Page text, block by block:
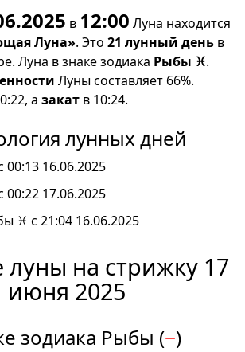
в 12:00 Луна находится
Луна». Это 21 лунный день в
Луна в знаке зодиака Рыбы ♓.
Луны составляет 66%.
а закат в 10:24.
лунных дней
16.06.2025
17.06.2025
♓ с 21:04 16.06.2025
на стрижку 17
июня 2025
зодиака Рыбы (−)